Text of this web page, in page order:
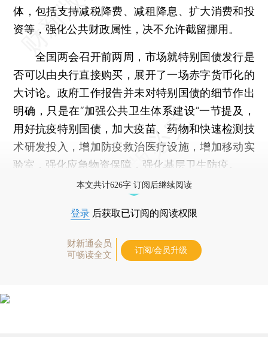
体，包括支持减税降费、减租降息、扩大消费和投
资等，强化公共财政属性，决不允许截留挪用。
全国两会召开前两周，市场就特别国债发行是
否可以由央行直接购买，展开了一场赤字货币化的
大讨论。政府工作报告并未对特别国债的细节作出
明确，只是在“加强公共卫生体系建设”一节提及，
用好抗疫特别国债，加大疫苗、药物和快速检测技
术研发投入，增加防疫救治医疗设施，增加移动实
验室，强化应急物资保障，强化基层卫生防疫。
本文共计626字 订阅后继续阅读
登录 后获取已订阅的阅读权限
财新通会员
可畅读全文
订阅/会员升级